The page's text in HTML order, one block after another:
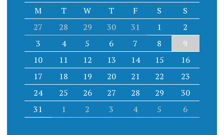
M T W T F S
S
27
28 29 30 31 1
2
3
4 5 6 7 8
9
10
11 12 13 14 15
16
17
18 19 20 21 22
23
24
25 26 27 28 29
30
31
1 2 3 4 5 6